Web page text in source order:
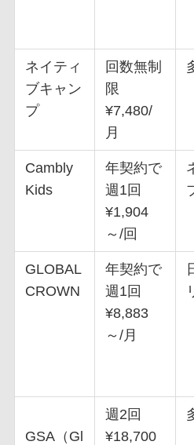
ネイティ
ブキャン
プ
回数無制
限
¥7,480/
月
Cambly
Kids
年契約で
週1回
¥1,904
～/回
GLOBAL
CROWN
年契約で
週1回
¥8,883
～/月
GSA（Gl
週2回
¥18,700